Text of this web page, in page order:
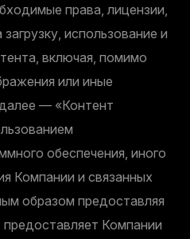
права, лицензии,
использование и
включая, помимо
или иные
— «Контент
обеспечения, иного
Компании и связанных
образом предоставляя
Компании